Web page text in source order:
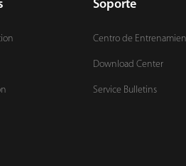
Soporte
Centro de
Download Center
Service Bulletins